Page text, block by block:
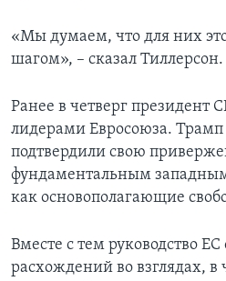
«Мы думаем, что для них
шагом», – сказал Тиллерсон.
Ранее в четверг президент
лидерами Евросоюза. Трамп
подтвердили свою
фундаментальным
как основополагающие
Вместе с тем руководство
расхождений во взглядах, в